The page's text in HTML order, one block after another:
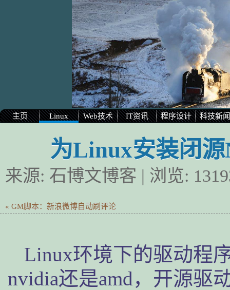
主页 Linux Web技术 IT资讯 程序设计 科技新闻
为Linux安装闭
来源: 石博文博客 | 浏览:
« GM脚本：新浪微博自动刷评论
Linux环境下的驱动程
nvidia还是amd，开源驱